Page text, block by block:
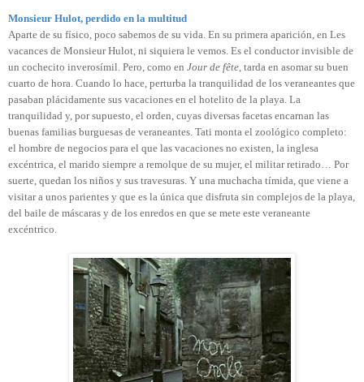
Monsieur Hulot, perdido en la multitud
Aparte de su físico, poco sabemos de su vida. En su primera aparición, en Les
vacances de Monsieur Hulot, ni siquiera le vemos. Es el conductor invisible de
un cochecito inverosímil. Pero, como en Jour de fête, tarda en asomar su buen
cuarto de hora. Cuando lo hace, perturba la tranquilidad de los veraneantes que
pasaban plácidamente sus vacaciones en el hotelito de la playa. La
tranquilidad y, por supuesto, el orden, cuyas diversas facetas encarnan las
buenas familias burguesas de veraneantes. Tati monta el zoológico completo:
el hombre de negocios para el que las vacaciones no existen, la inglesa
excéntrica, el marido siempre a remolque de su mujer, el militar retirado… Por
suerte, quedan los niños y sus travesuras. Y una muchacha tímida, que viene a
visitar a unos parientes y que es la única que disfruta sin complejos de la playa,
del baile de máscaras y de los enredos en que se mete este veraneante
excéntrico.